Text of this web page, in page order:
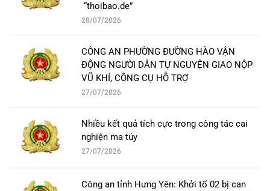
“thoibao.de”
28/07/2026
CÔNG AN PHƯỜNG ĐƯỜNG HÀO VẬN
ĐỘNG NGƯỜI DÂN TỰ NGUYỆN GIAO NỘP
VŨ KHÍ, CÔNG CỤ HỖ TRỢ
27/07/2026
Nhiều kết quả tích cực trong công tác cai
nghiện ma túy
27/07/2026
Công an tỉnh Hưng Yên: Khởi tố 02 bị can